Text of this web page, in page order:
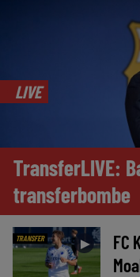
LIVE
TransferLIVE:
transferbombe
TRANSFER ►
FC